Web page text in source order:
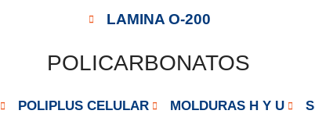
LAMINA O-200
POLICARBONATOS
POLIPLUS CELULAR MOLDURAS H Y U